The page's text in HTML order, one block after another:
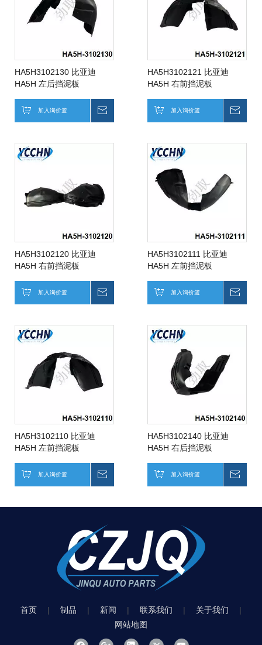
HA5H3102130 比亚迪
HA5H 左后挡泥板
加入询价篮
HA5H3102121 比亚迪
HA5H 右前挡泥板
加入询价篮
HA5H3102120 比亚迪
HA5H 右前挡泥板
加入询价篮
HA5H3102111 比亚迪
HA5H 左前挡泥板
加入询价篮
HA5H3102110 比亚迪
HA5H 左前挡泥板
加入询价篮
HA5H3102140 比亚迪
HA5H 右后挡泥板
加入询价篮
首页 | 制品 | 新闻 | 联系我们 | 关于我们
|
网站地图